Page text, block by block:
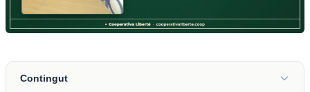
Contingut